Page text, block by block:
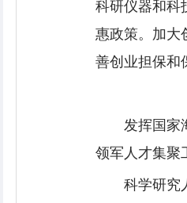
科研仪器和科
惠政策。加大
善创业担保和
发挥国家
领军人才集聚
科学研究